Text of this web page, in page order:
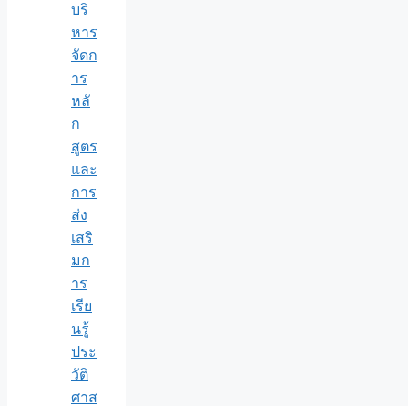
บริ
หาร
จัดก
าร
หลั
ก
สูตร
และ
การ
ส่ง
เสริ
มก
าร
เรีย
นรู้
ประ
วัติ
ศาส